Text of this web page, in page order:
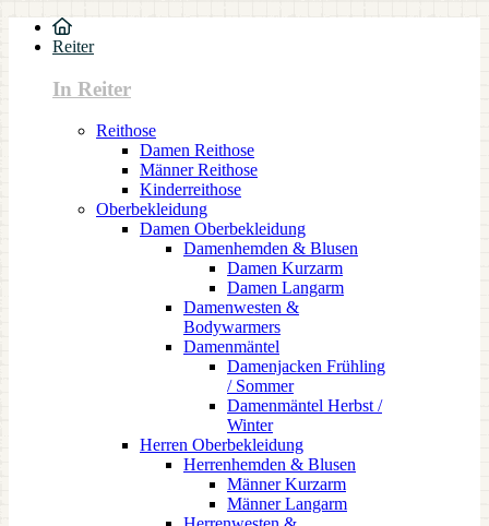
Reiter
In Reiter
Reithose
Damen Reithose
Männer Reithose
Kinderreithose
Oberbekleidung
Damen Oberbekleidung
Damenhemden & Blusen
Damen Kurzarm
Damen Langarm
Damenwesten &
Bodywarmers
Damenmäntel
Damenjacken Frühling
/ Sommer
Damenmäntel Herbst /
Winter
Herren Oberbekleidung
Herrenhemden & Blusen
Männer Kurzarm
Männer Langarm